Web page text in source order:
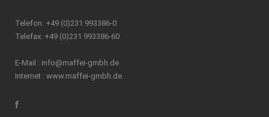
Telefon: +49 (0)231 993386-0
Telefax: +49 (0)231 993386-60
E-Mail : info@maffei-gmbh.de
Internet : www.maffei-gmbh.de